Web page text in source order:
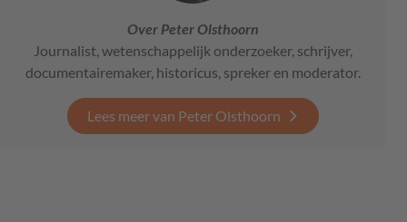
Over Peter Olsthoorn
Journalist, wetenschappelijk onderzoeker, schrijver,
documentairemaker, historicus, spreker en moderator.
Lees meer van Peter Olsthoorn